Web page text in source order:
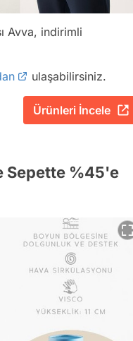
Avva, indirimli
ulaşabilirsiniz.
Ürünleri İncele
Sepette %45'e